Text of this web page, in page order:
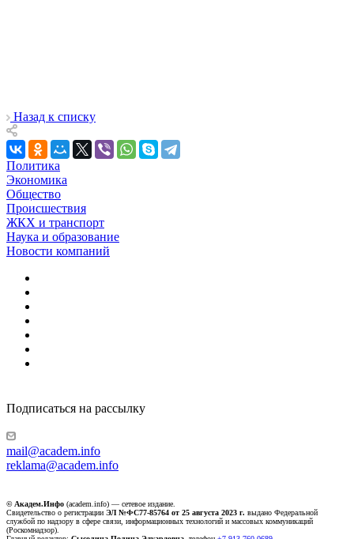
Назад к списку
Политика
Экономика
Общество
Происшествия
ЖКХ и транспорт
Наука и образование
Новости компаний
Подписаться на рассылку
mail@academ.info
reklama@academ.info
© Академ.Инфо (academ.info) — сетевое издание.
Свидетельство о регистрации ЭЛ №ФС77-85764 от 25 августа 2023 г. выдано Федеральной
службой по надзору в сфере связи, информационных технологий и массовых коммуникаций
(Роскомнадзор).